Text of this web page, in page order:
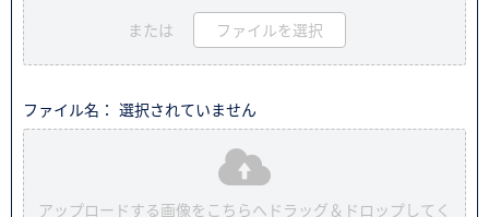
または ファイルを選択
ファイル名： 選択されていません
アップロードする画像をこちらへドラッグ＆ドロップしてく